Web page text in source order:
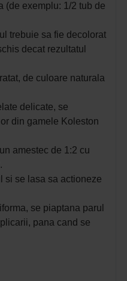
(de exemplu: 1/2 tub de
trebuie sa fie decolorat
decat rezultatul
de culoare naturala
delicate, se
din gamele Koleston
amestec de 1:2 cu
si se lasa sa actioneze
se piaptana parul
pana cand se